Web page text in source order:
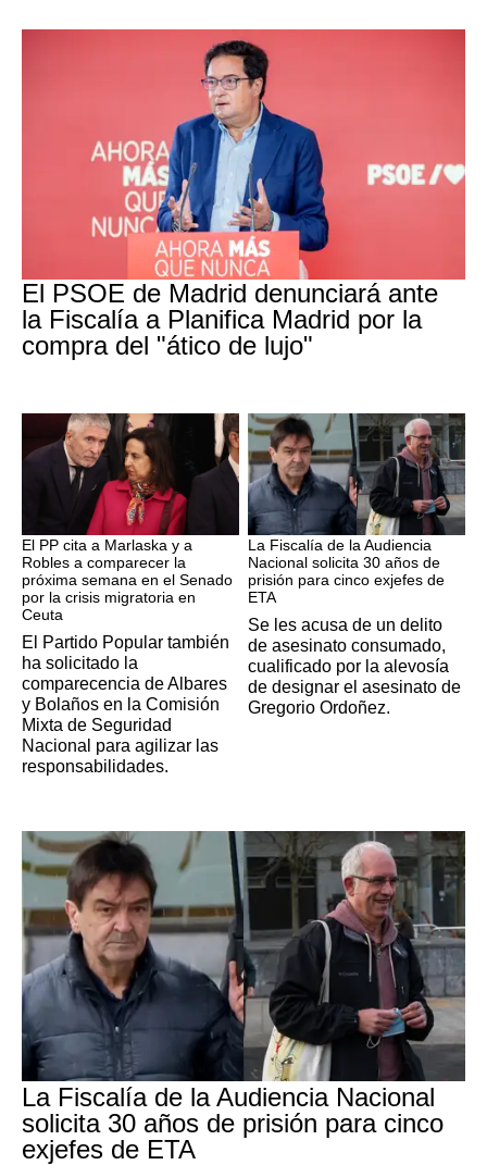
El PSOE de Madrid denunciará ante
la Fiscalía a Planifica Madrid por la
compra del "ático de lujo"
Crisis Migratoria
El PP cita a Marlaska y a
Robles a comparecer la
próxima semana en el Senado
por la crisis migratoria en
Ceuta
El Partido Popular también
ha solicitado la
comparecencia de Albares
y Bolaños en la Comisión
Mixta de Seguridad
Nacional para agilizar las
responsabilidades.
ETA
La Fiscalía de la Audiencia
Nacional solicita 30 años de
prisión para cinco exjefes de
ETA
Se les acusa de un delito
de asesinato consumado,
cualificado por la alevosía
de designar el asesinato de
Gregorio Ordoñez.
La Fiscalía de la Audiencia Nacional
solicita 30 años de prisión para cinco
exjefes de ETA